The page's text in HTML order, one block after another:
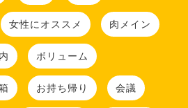
女性にオススメ 肉メイン
ボリューム
お持ち帰り 会議